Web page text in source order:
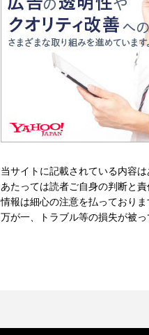
当サイトに記載されている内容
あたっては読者ご自身の判断と
情報は細心の注意を払っており
万が一、トラブル等の損失が被